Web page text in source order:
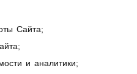
Сайта;
и аналитики;